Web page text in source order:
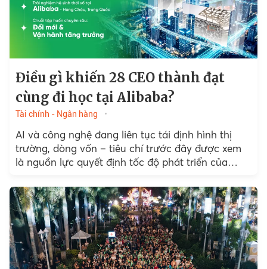
Điều gì khiến 28 CEO thành đạt
cùng đi học tại Alibaba?
Tài chính - Ngân hàng
AI và công nghệ đang liên tục tái định hình thị
trường, dòng vốn – tiêu chí trước đây được xem
là nguồn lực quyết định tốc độ phát triển của